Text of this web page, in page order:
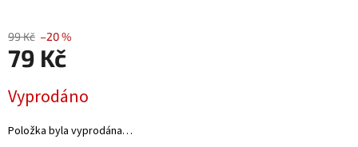
99 Kč –20 %
79 Kč
cena:
Vyprodáno
Položka byla vyprodána…